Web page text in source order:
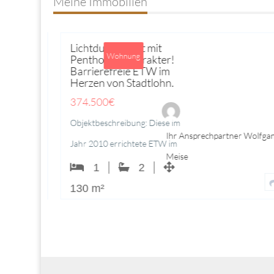
Wohnung
Stadtlohn 20
Lichtdurchflutet mit
Penthouse Charakter!
Barrierefreie ETW im
Herzen von Stadtlohn.
374.500€
Objek­tbeschrei­bung: Diese im
Jahr 2010 errichtete ETW im
Herzen von Stadt­lohn erstreckt
sich im Maisonette-Stil…
1
2
130 m²
Ihr Ansprechpartner Wolfgang
Meise